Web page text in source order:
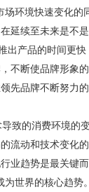
环境快速变化的
延续至未来是不
出产品的时间更快
不断使品牌形象
先品牌不断努力的
致的消费环境的
流动和技术变化
业趋势是最关键
为世界的核心趋势